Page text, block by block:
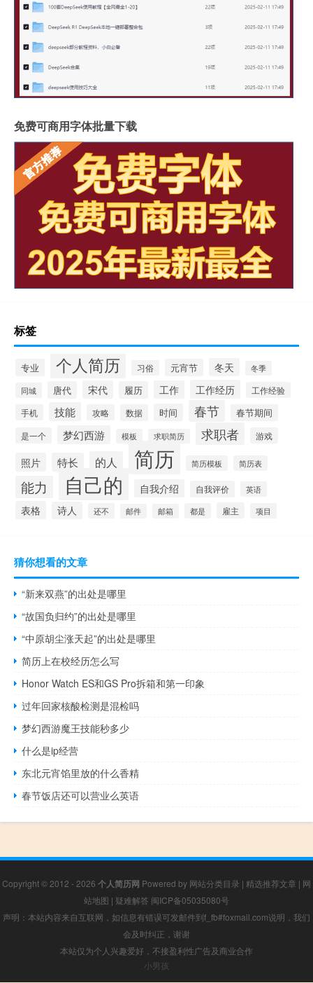
免费可商用字体批量下载
标签
专业 个人简历 习俗 元宵节 冬天 冬季
同城 唐代 宋代 履历 工作 工作经历
工作经验
手机
技能 攻略 数据 时间 春节 春节期间
是一个 梦幻西游 模板 求职简历 求职者 游戏
照片 特长 的人 简历 简历模板 简历表
能力 自己的 自我介绍 自我评价 英语
表格 诗人 还不 邮件 邮箱 都是 雇主 项目
猜你想看的文章
“新来双燕”的出处是哪里
“故国负归约”的出处是哪里
“中原胡尘涨天起”的出处是哪里
简历上在校经历怎么写
Honor Watch ES和GS Pro拆箱和第一印象
过年回家核酸检测是混检吗
梦幻西游魔王技能秒多少
什么是ip经营
东北元宵馅里放的什么香精
春节饭店还可以营业么英语
Copyright © 2012 - 2026 个人简历网 Powered by 网站分类目录 | 精选推荐文章 | 网
站地图 | 疑难解答 闽ICP备05035080号
声明：本站内容来自互联网，如信息有错误可发邮件到f_fb#foxmail.com说明，我们
会及时纠正，谢谢
本站仅为个人兴趣爱好，不接盈利性广告及商业合作
小男孩